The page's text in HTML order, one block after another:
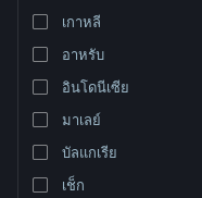
รับแอป Steam แบบพกพา
ชมเว็บไซต์สำหรับเดสก์ท็อป
เกาหลี
อาหรับ
อินโดนีเซีย
มาเลย์
บัลแกเรีย
เช็ก